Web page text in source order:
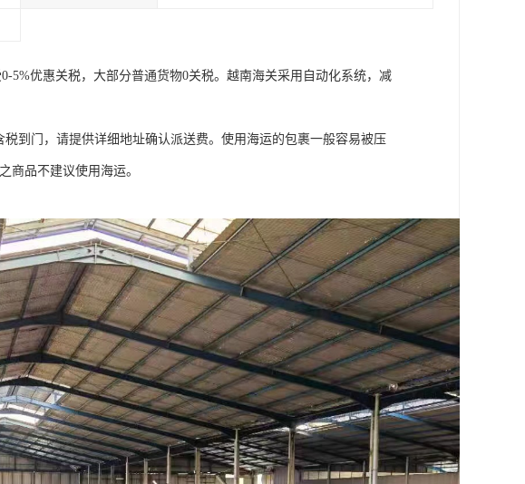
5%优惠关税，大部分普通货物0关税。越南海关采用自动化系统，减
到门，请提供详细地址确认派送费。使用海运的包裹一般容易被压
商品不建议使用海运。